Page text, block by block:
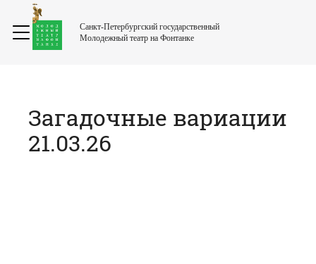
Санкт-Петербургский государственный
Молодежный театр на Фонтанке
Загадочные вариации
21.03.26